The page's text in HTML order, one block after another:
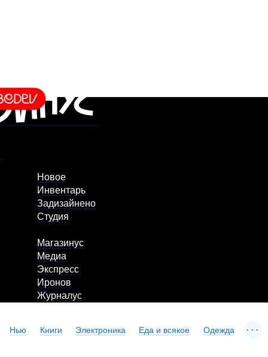
Новое
Инвентарь
Задизайнено
Студия
Магазинус
Медиа
Экспресс
Иронов
Журналус
Нью Книги Электроника Еда и всякое Одежда ...